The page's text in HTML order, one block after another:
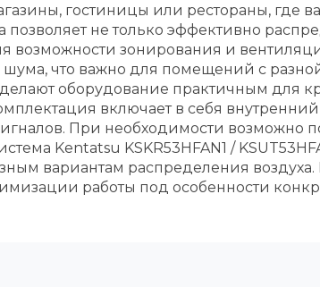
гостиницы или рестораны, где
не только эффективно
возможности зонирования и
что важно для помещений с
оборудование практичным для
включает в себя
При необходимости возможно
Kentatsu KSKR53HFAN1 /
вариантам распределения
работы под особенности